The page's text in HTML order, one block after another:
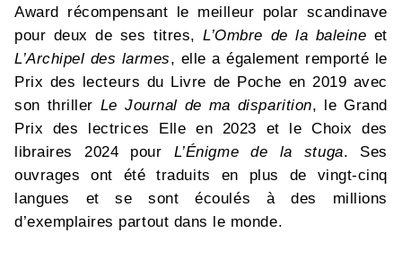
Award récompensant le meilleur polar scandinave
pour deux de ses titres,L’Ombre de la baleine et
L’Archipel des larmes, elle a également remporté le
Prix des lecteurs du Livre de Poche en 2019 avec
son thriller Le Journal de ma disparition, le Grand
Prix des lectrices Elle en 2023 et le Choix des
libraires 2024 pour L’Énigme de la stuga. Ses
ouvrages ont été traduits en plus de vingt-cinq
langues et se sont écoulés à des millions
d’exemplaires partout dans le monde.